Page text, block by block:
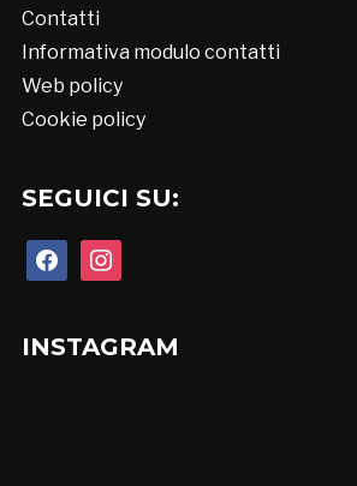
Contatti
Informativa modulo contatti
Web policy
Cookie policy
SEGUICI SU:
facebookinstagram
INSTAGRAM